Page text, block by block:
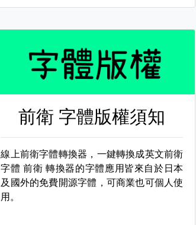
前衛 字體版權須知
線上前衛字體轉換器，一鍵轉換成英文前衛
字體前衛 轉換器的字體應用皆來自於日本
及國外的免費開源字體，可商業也可個人使
用。